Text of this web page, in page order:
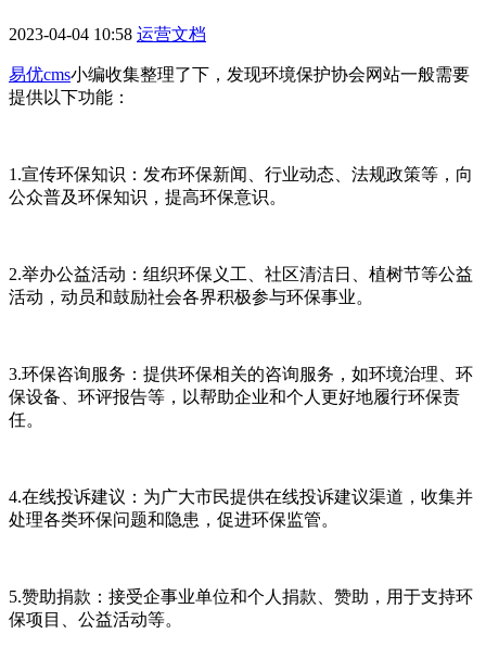
2023-04-04 10:58 运营文档
易优cms小编收集整理了下，发现环境保护协会网站一般需要
提供以下功能：
1.宣传环保知识：发布环保新闻、行业动态、法规政策等，向
公众普及环保知识，提高环保意识。
2.举办公益活动：组织环保义工、社区清洁日、植树节等公益
活动，动员和鼓励社会各界积极参与环保事业。
3.环保咨询服务：提供环保相关的咨询服务，如环境治理、环
保设备、环评报告等，以帮助企业和个人更好地履行环保责
任。
4.在线投诉建议：为广大市民提供在线投诉建议渠道，收集并
处理各类环保问题和隐患，促进环保监管。
5.赞助捐款：接受企事业单位和个人捐款、赞助，用于支持环
保项目、公益活动等。